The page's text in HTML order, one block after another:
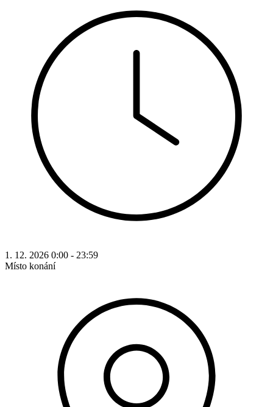
1. 12. 2026 0:00 - 23:59
Místo konání